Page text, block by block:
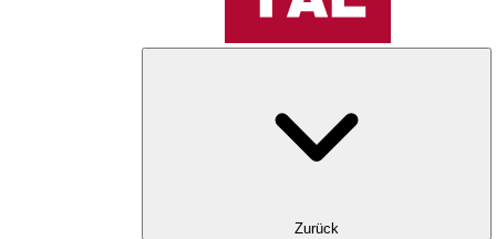
Zurück